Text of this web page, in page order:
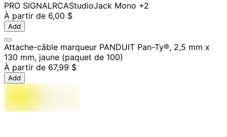
PRO SIGNALRCAStudioJack Mono +2
À partir de 6,00 $
Add
Attache-câble marqueur PANDUIT Pan-Ty®, 2,5 mm x
130 mm, jaune (paquet de 100)
À partir de 67,99 $
Add